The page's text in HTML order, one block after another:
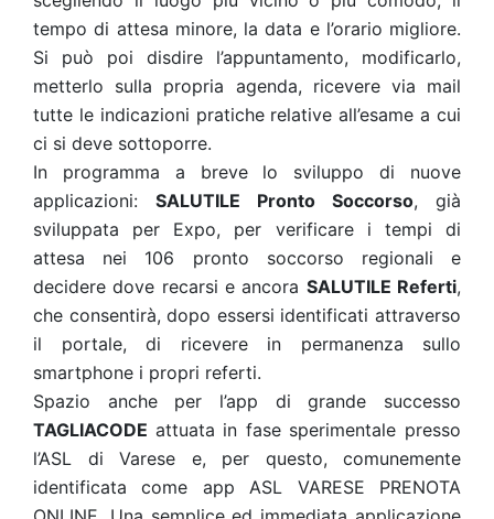
tempo di attesa minore, la data e l’orario migliore.
Si può poi disdire l’appuntamento, modificarlo,
metterlo sulla propria agenda, ricevere via mail
tutte le indicazioni pratiche relative all’esame a cui
ci si deve sottoporre.
In programma a breve lo sviluppo di nuove
applicazioni: SALUTILE Pronto Soccorso, già
sviluppata per Expo, per verificare i tempi di
attesa nei 106 pronto soccorso regionali e
decidere dove recarsi e ancora SALUTILE Referti,
che consentirà, dopo essersi identificati attraverso
il portale, di ricevere in permanenza sullo
smartphone i propri referti.
Spazio anche per l’app di grande successo
TAGLIACODE attuata in fase sperimentale presso
l’ASL di Varese e, per questo, comunemente
identificata come app ASL VARESE PRENOTA